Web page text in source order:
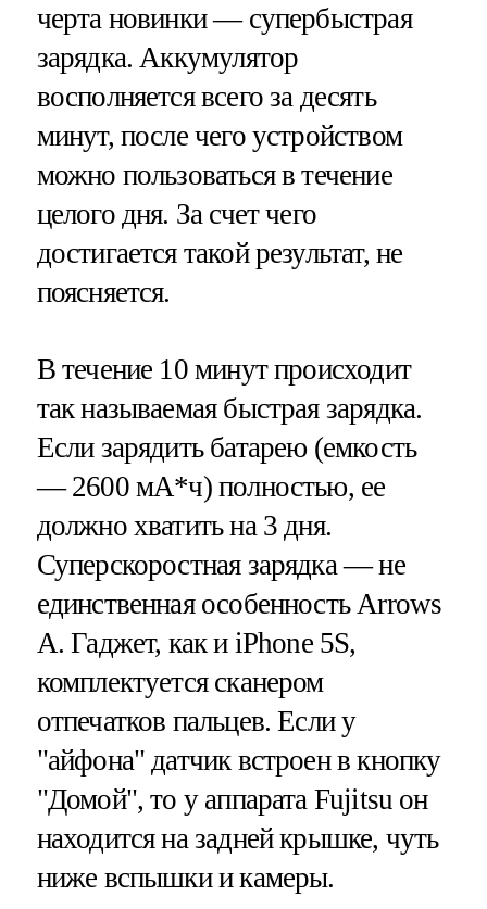
черта новинки — супербыстрая
зарядка. Аккумулятор
восполняется всего за десять
минут, после чего устройством
можно пользоваться в течение
целого дня. За счет чего
достигается такой результат, не
поясняется.
В течение 10 минут происходит
так называемая быстрая зарядка.
Если зарядить батарею (емкость
— 2600 мА*ч) полностью, ее
должно хватить на 3 дня.
Суперскоростная зарядка — не
единственная особенность Arrows
A. Гаджет, как и iPhone 5S,
комплектуется сканером
отпечатков пальцев. Если у
"айфона" датчик встроен в кнопку
"Домой", то у аппарата Fujitsu он
находится на задней крышке, чуть
ниже вспышки и камеры.